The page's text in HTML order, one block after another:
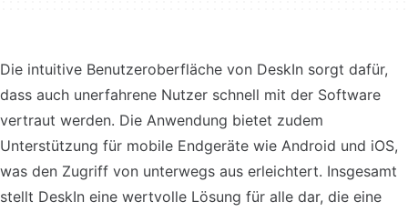
Die intuitive Benutzeroberfläche von DeskIn sorgt dafür,
dass auch unerfahrene Nutzer schnell mit der Software
vertraut werden. Die Anwendung bietet zudem
Unterstützung für mobile Endgeräte wie Android und iOS,
was den Zugriff von unterwegs aus erleichtert. Insgesamt
stellt DeskIn eine wertvolle Lösung für alle dar, die eine